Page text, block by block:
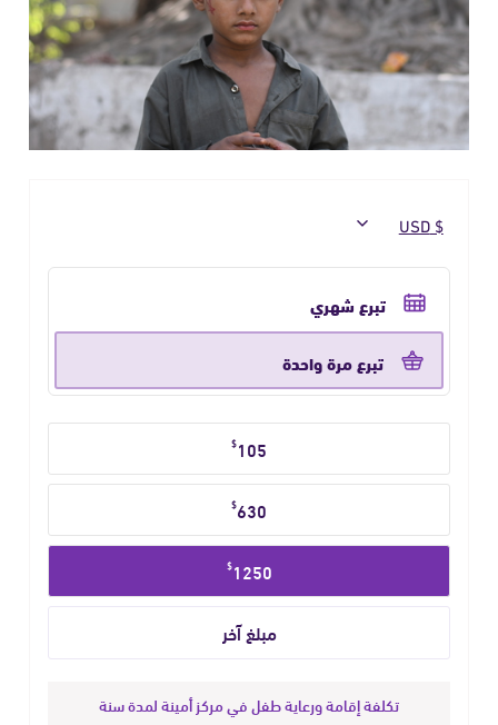
حدد
تكرار
التبرع
تبرع شهري
تبرع مرة واحدة
حدد
التبرع
$105
$630
$1250
تكلفة إقامة ورعاية طفل في مركز أمينة لمدة سنة